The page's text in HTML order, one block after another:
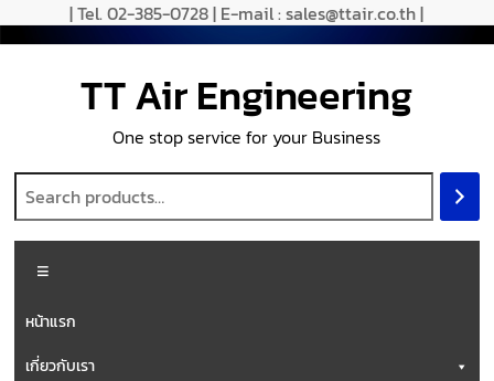
| Tel. 02-385-0728 | E-mail : sales@ttair.co.th |
TT Air Engineering
One stop service for your Business
หน้าแรก
เกี่ยวกับเรา